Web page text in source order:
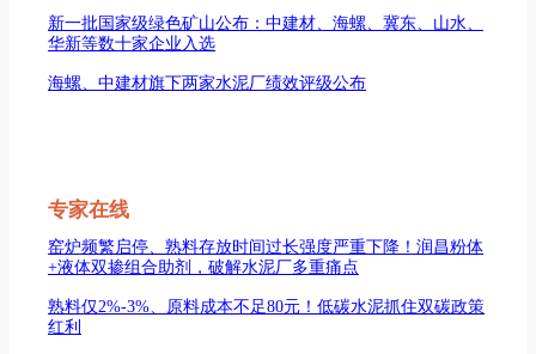
新一批国家级绿色矿山公布：中建材、海螺、冀东、山水、
华新等数十家企业入选
海螺、中建材旗下两家水泥厂绩效评级公布
专家在线
窑炉频繁启停、熟料存放时间过长强度严重下降！润昌粉体
+液体双掺组合助剂，破解水泥厂多重痛点
熟料仅2%-3%、原料成本不足80元！低碳水泥抓住双碳政策
红利